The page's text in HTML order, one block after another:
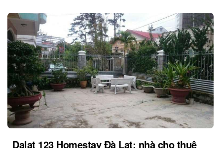
Dalat 123 Homestay Đà Lạt: nhà cho thuê